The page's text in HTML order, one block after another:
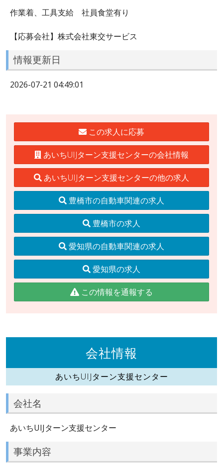
作業着、工具支給 社員食堂有り
【応募会社】株式会社東交サービス
情報更新日
2026-07-21 04:49:01
この求人に応募
あいちUIJターン支援センターの会社情報
あいちUIJターン支援センターの他の求人
豊橋市の自動車関連の求人
豊橋市の求人
愛知県の自動車関連の求人
愛知県の求人
この情報を通報する
会社情報
あいちUIJターン支援センター
会社名
あいちUIJターン支援センター
事業内容